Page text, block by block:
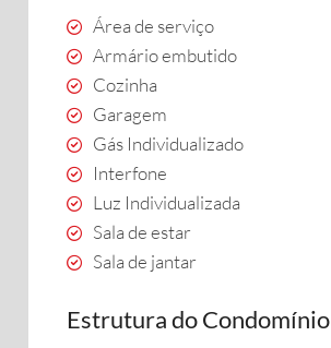
Área de serviço
Armário embutido
Cozinha
Garagem
Gás Individualizado
Interfone
Luz Individualizada
Sala de estar
Sala de jantar
Estrutura do Condomínio